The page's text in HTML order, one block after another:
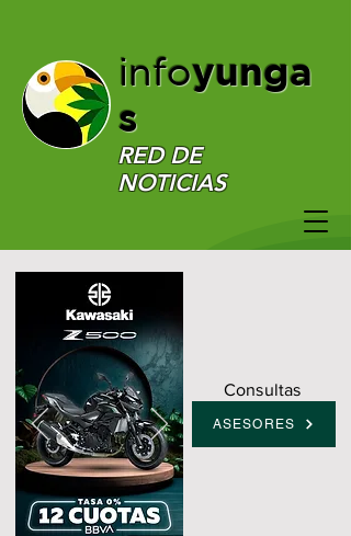
infoyunga
s
RED DE
NOTICIAS
Consultas
ASESORES